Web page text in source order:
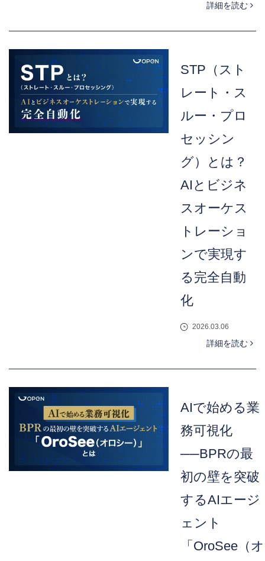
詳細を読む
STP（スト
レート・ス
ルー・プロ
セッシン
グ）とは？
AIとビジネ
スオーケス
トレーショ
ンで実現す
る完全自動
化
2026.03.06
詳細を読む
AIで始める業
務可視化
──BPRの最
初の壁を突破
するAIエージ
ェント
「OroSee（オ